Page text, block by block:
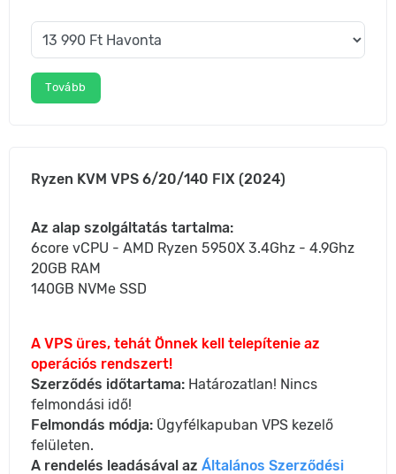
Tovább
Ryzen KVM VPS 6/20/140 FIX (2024)
Az alap szolgáltatás tartalma:
6core vCPU - AMD Ryzen 5950X 3.4Ghz - 4.9Ghz
20GB RAM
140GB NVMe SSD
A VPS üres, tehát Önnek kell telepítenie az
operációs rendszert!
Szerződés időtartama: Határozatlan! Nincs
felmondási idő!
Felmondás módja: Ügyfélkapuban VPS kezelő
felületen.
A rendelés leadásával azÁltalános Szerződési